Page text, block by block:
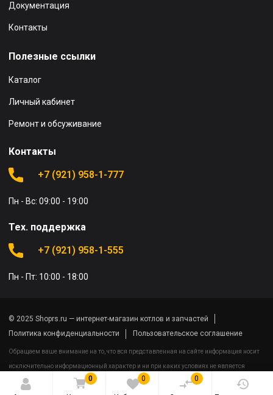
0 0 0
Документация
Контакты
Полезные ссылки
Каталог
Личный кабинет
Ремонт и обсуживание
Контакты
+7 (921) 958-1-777
Пн - Вс: 09:00 - 19:00
Тех. поддержка
+7 (921) 958-1-555
Пн - Пт: 10:00 - 18:00
© 2025 Shoprs.ru — интернет-магазин котлов и запчастей
Политика конфиденциальности
Пользовательское соглашение
Обращаем ваше внимание на то, что вся представленная на сайте информация носит
исключительно информационный характер и ни при каких условиях не является
публичной офертой определяемой положениями Статьи 437(2) Гражданского кодекса